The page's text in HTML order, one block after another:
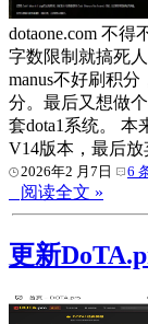
dotaone.com 不得
字数限制就搞死
manus不好刷积
分。最后又想做
套dota1系统。 本
V14版本，最后
2026年2 月7日 6
阅读全文 »
更新